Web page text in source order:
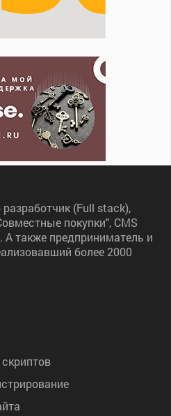
(Full stack),
покупки", CMS
А также предприниматель и
более 2000